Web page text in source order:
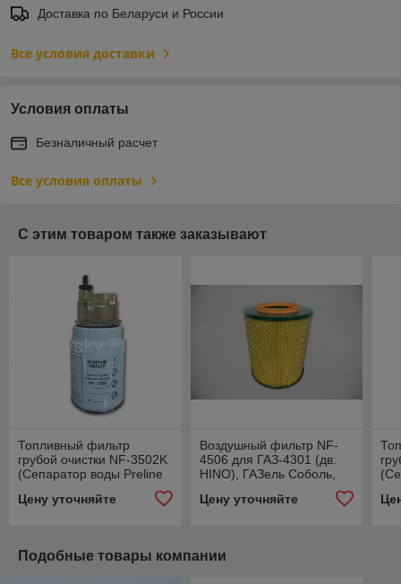
Доставка по Беларуси и России
Все условия доставки
Условия оплаты
Безналичный расчет
Все условия оплаты
С этим товаром также заказывают
Топливный фильтр
грубой очистки NF-3502K
(Сепаратор воды Preline
System, аналог PL 270x) в
к-те колбой
Цену уточняйте
Воздушный фильтр NF-
4506 для ГАЗ-4301 (дв.
HINO), ГАЗель Соболь,
ISF 3.8 (4301-1109013)
Цену уточняйте
к-
Подобные товары компании